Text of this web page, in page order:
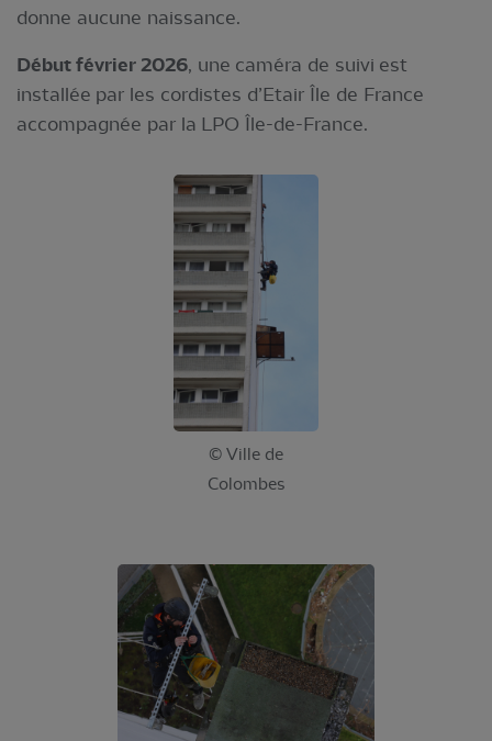
donne aucune naissance.
Début février 2026, une caméra de suivi est
installée par les cordistes d’Etair Île de France
accompagnée par la LPO Île-de-France.
© Ville de
Colombes